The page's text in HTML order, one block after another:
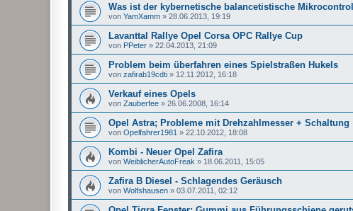
Was ist der kybernetische balancetistische
von YamXamm » 28.06.2013, 19:19
Lavanttal Rallye Opel Corsa OPC Rallye Cup
von PPeter » 22.04.2013, 21:09
Problem beim überfahren eines Spielstraßen Hukels
von zafirab19cdti » 12.11.2012, 16:18
Verkauf eines Opels
von Zauberfee » 26.06.2008, 16:14
Opel Astra; Probleme mit Drehzahlmesser + Schaltung
von Opelfahrer1981 » 22.10.2012, 18:08
Kombi - Neuer Opel Zafira
von WeiblicherAutoFreak » 18.06.2011, 15:05
Zafira B Diesel - Schlagendes Geräusch
von Wolfshausen » 03.07.2011, 02:12